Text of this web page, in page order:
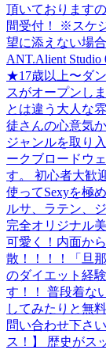
頂いております
間受付！ ※スケ
望に添えない場
ANT.Alient Studio
★17歳以上〜ダ
スがオープンし
とは違う大人な
徒さんの心意気
ジャンルを取り
ークブロードウ
す。 初心者大歓
使ってSexyを極
ルサ、ラテン、
完全オリジナル
可愛く！内面か
散！！！！「旦
のダイエット経
す！！ 普段着な
してみたりと無
問い合わせ下さ
ス！】 歴史がス